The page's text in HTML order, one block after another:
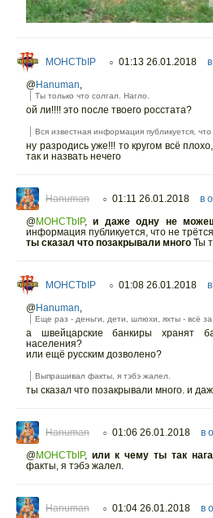
MOHCTbIP ○ 01:13 26.01.2018
@Hanuman,
Ты только что солгал. Нагло.
ой ли!!!! это после твоего росстата?
Вся известная информация публикуется, что
ну разродись уже!!! то кругом всё
так и назвать нечего
Hanuman ○ 01:11 26.01.2018 в
@MOHCTbIP, и даже одну не
информация публикуется, что не
ты сказал что позакрывали много Ты
MOHCTbIP ○ 01:08 26.01.2018
@Hanuman,
Еще раз - деньги, дети, шлюхи, яхты - всё
а швейцарские банкиры хранят
населения?
или ещё русским дозволено?
Выпрашивал факты, я тэбэ жалел.
ты сказал что позакрывали много. и
Hanuman ○ 01:06 26.01.2018 в
@MOHCTbIP, или к чему ты так
факты, я тэбэ жалел.
Hanuman ○ 01:04 26.01.2018 в